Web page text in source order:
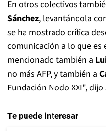
En otros colectivos
Sánchez, levantándola
se ha mostrado crítica
comunicación a lo que es
mencionado también a
no más AFP, y también a
Fundación Nodo XXI",
Te puede interesar